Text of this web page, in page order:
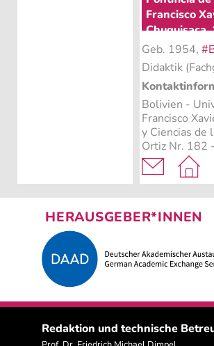
Francisco
Chuquisaca,
Geb. 1954,
Didaktik
Bolivien -
Francisco
y Ciencias de
Ortiz Nr. 182
HERAUSGEBER*INNEN
Redaktion und technische